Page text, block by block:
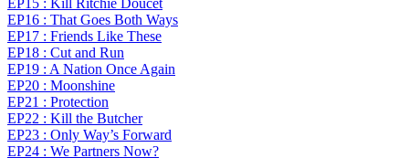
EP15 : Kill Ritchie Doucet
EP16 : That Goes Both Ways
EP17 : Friends Like These
EP18 : Cut and Run
EP19 : A Nation Once Again
EP20 : Moonshine
EP21 : Protection
EP22 : Kill the Butcher
EP23 : Only Way’s Forward
EP24 : We Partners Now?